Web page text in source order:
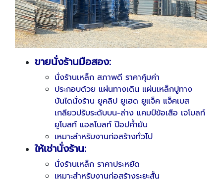
ขายนั่งร้านมือสอง:
นั่งร้านเหล็ก สภาพดี ราคาคุ้มค่า
ประกอบด้วย แผ่นทางเดิน แผ่นเหล็กปูทาง
บันไดนั่งร้าน ยูคลิป ยูเฮด ยูแจ็ค แจ็คเบส
เกลียวปรับระดับบน-ล่าง แคมป์ข้อเสือ เจโบลท์
ยูโบลท์ แอลโบลท์ ป๊อปค้ำยัน
เหมาะสำหรับงานก่อสร้างทั่วไป
ให้เช่านั่งร้าน:
นั่งร้านเหล็ก ราคาประหยัด
เหมาะสำหรับงานก่อสร้างระยะสั้น